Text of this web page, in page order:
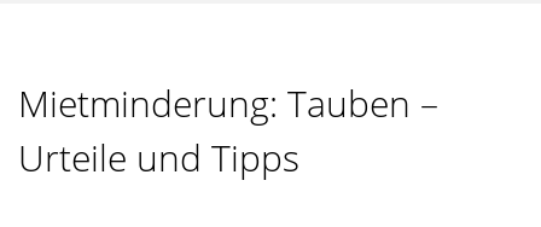
Mietminderung: Tauben –
Urteile und Tipps